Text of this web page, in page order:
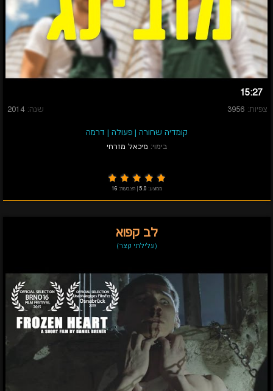
15:27
צפיות: 3956 שנה: 2014
קומדיה שחורה |פעולה | דרמה
בימוי: מיכאל מזרחי
ממוצע: 5.0
|הצבעות: 16
לב קפוא
(עלילתי קצר)